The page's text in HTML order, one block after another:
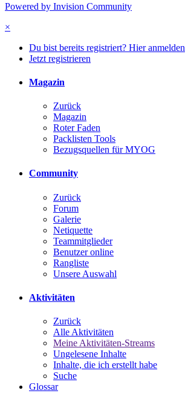
Powered by Invision Community
×
Du bist bereits registriert? Hier anmelden
Jetzt registrieren
Magazin
Zurück
Magazin
Roter Faden
Packlisten Tools
Bezugsquellen für MYOG
Community
Zurück
Forum
Galerie
Netiquette
Teammitglieder
Benutzer online
Rangliste
Unsere Auswahl
Aktivitäten
Zurück
Alle Aktivitäten
Meine Aktivitäten-Streams
Ungelesene Inhalte
Inhalte, die ich erstellt habe
Suche
Glossar